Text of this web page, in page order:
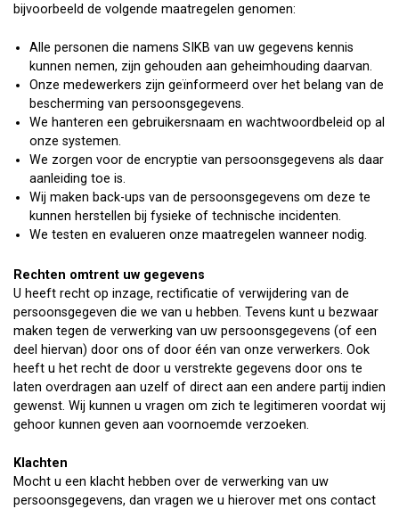
bijvoorbeeld de volgende maatregelen genomen:
Alle personen die namens SIKB van uw gegevens kennis
kunnen nemen, zijn gehouden aan geheimhouding daarvan.
Onze medewerkers zijn geïnformeerd over het belang van de
bescherming van persoonsgegevens.
We hanteren een gebruikersnaam en wachtwoordbeleid op al
onze systemen.
We zorgen voor de encryptie van persoonsgegevens als daar
aanleiding toe is.
Wij maken back-ups van de persoonsgegevens om deze te
kunnen herstellen bij fysieke of technische incidenten.
We testen en evalueren onze maatregelen wanneer nodig.
Rechten omtrent uw gegevens
U heeft recht op inzage, rectificatie of verwijdering van de
persoonsgegeven die we van u hebben. Tevens kunt u bezwaar
maken tegen de verwerking van uw persoonsgegevens (of een
deel hiervan) door ons of door één van onze verwerkers. Ook
heeft u het recht de door u verstrekte gegevens door ons te
laten overdragen aan uzelf of direct aan een andere partij indien
gewenst. Wij kunnen u vragen om zich te legitimeren voordat wij
gehoor kunnen geven aan voornoemde verzoeken.
Klachten
Mocht u een klacht hebben over de verwerking van uw
persoonsgegevens, dan vragen we u hierover met ons contact